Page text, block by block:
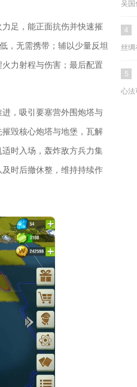
足，能正面抗伤并快速摧
，无需携带；辅以少量反坦
力射程与伤害；最后配置
，吸引要塞营外围炮塔与
毁核心炮塔与地堡，瓦解
时入场，轰炸敌方兵力集
时后撤休整，维持持续作
4
5